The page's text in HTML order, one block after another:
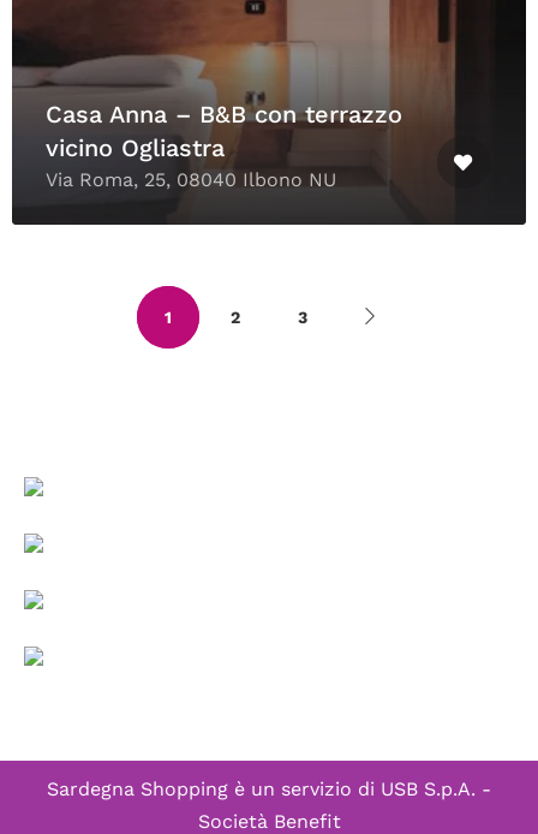
Casa Anna – B&B con terrazzo
vicino Ogliastra
Via Roma, 25, 08040 Ilbono NU
1 2 3
Sardegna Shopping è un servizio di USB S.p.A. -
Società Benefit